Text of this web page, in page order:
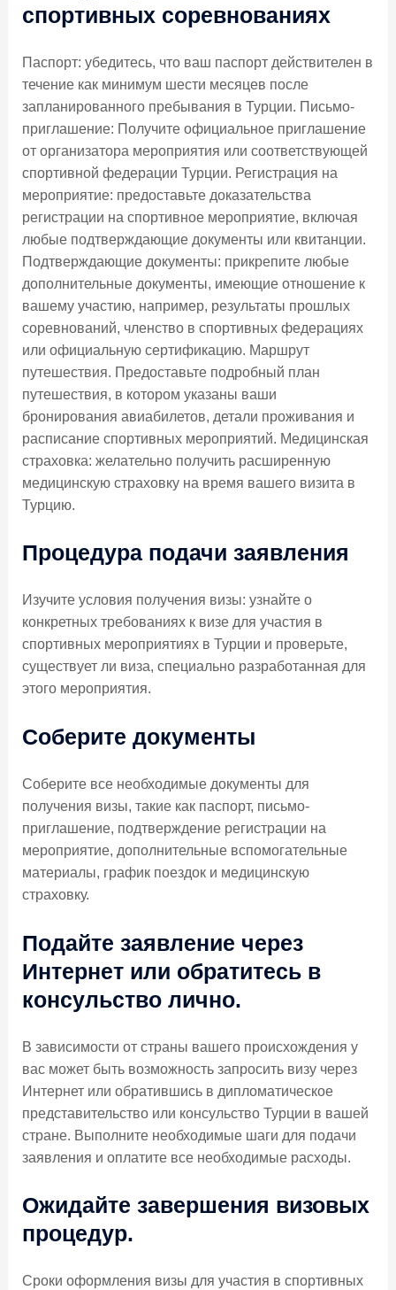
спортивных соревнованиях
Паспорт: убедитесь, что ваш паспорт действителен в
течение как минимум шести месяцев после
запланированного пребывания в Турции. Письмо-
приглашение: Получите официальное приглашение
от организатора мероприятия или соответствующей
спортивной федерации Турции. Регистрация на
мероприятие: предоставьте доказательства
регистрации на спортивное мероприятие, включая
любые подтверждающие документы или квитанции.
Подтверждающие документы: прикрепите любые
дополнительные документы, имеющие отношение к
вашему участию, например, результаты прошлых
соревнований, членство в спортивных федерациях
или официальную сертификацию. Маршрут
путешествия. Предоставьте подробный план
путешествия, в котором указаны ваши
бронирования авиабилетов, детали проживания и
расписание спортивных мероприятий. Медицинская
страховка: желательно получить расширенную
медицинскую страховку на время вашего визита в
Турцию.
Процедура подачи заявления
Изучите условия получения визы: узнайте о
конкретных требованиях к визе для участия в
спортивных мероприятиях в Турции и проверьте,
существует ли виза, специально разработанная для
этого мероприятия.
Соберите документы
Соберите все необходимые документы для
получения визы, такие как паспорт, письмо-
приглашение, подтверждение регистрации на
мероприятие, дополнительные вспомогательные
материалы, график поездок и медицинскую
страховку.
Подайте заявление через
Интернет или обратитесь в
консульство лично.
В зависимости от страны вашего происхождения у
вас может быть возможность запросить визу через
Интернет или обратившись в дипломатическое
представительство или консульство Турции в вашей
стране. Выполните необходимые шаги для подачи
заявления и оплатите все необходимые расходы.
Ожидайте завершения визовых
процедур.
Сроки оформления визы для участия в спортивных